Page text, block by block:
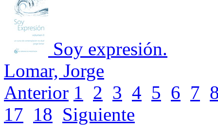
Soy expresión.
Lomar, Jorge
Anterior 1 2 3 4 5 6 7
17 18 Siguiente